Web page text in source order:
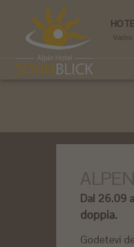
Dal 26.09
doppia.
Godetevi